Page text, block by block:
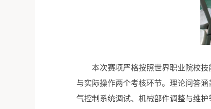
本次赛项严格按照世界职业院校
与实际操作两个考核环节。理论问答
气控制系统调试、机械部件调整与维